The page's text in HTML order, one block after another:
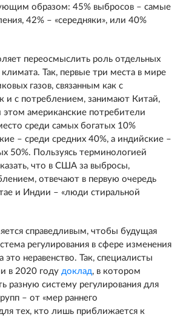
образом: 45% выбросов – самые
42% – «середняки», или 40%
переосмыслить роль отдельных
Так, первые три места в мире
газов, связанным как с
и с потреблением, занимают Китай,
американские потребители
среди самых богатых 10%
– среди средних 40%, а индийские –
50%. Пользуясь терминологией
что в США за выбросы,
отвечают в первую очередь
и Индии – «люди стиральной
справедливым, чтобы будущая
регулирования в сфере изменения
это неравенство. Так, специалисты
в 2020 году доклад, в котором
разную систему регулирования для
– от «мер раннего
тех, кто лишь приближается к